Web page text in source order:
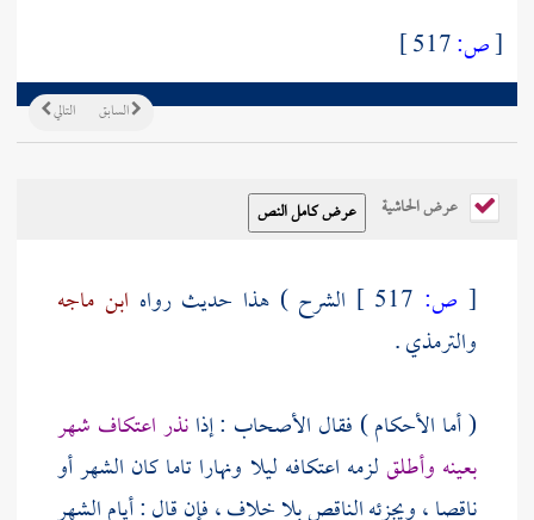
[ص:
التالي السابق
عرض الحاشية
[ ص: الشرح ) هذا حديث رواه ابن ماجه
والترمذي.
( أما الأحكام ) فقال الأصحاب : إذانذر اعتكاف شهر
بعينه وأطلقلزمه اعتكافه ليلا ونهارا تاما كان الشهر أو
ناقصا ، ويجزئه الناقص بلا خلاف ، فإن قال : أيام الشهر